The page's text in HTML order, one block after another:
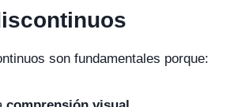
son fundamentales porque: